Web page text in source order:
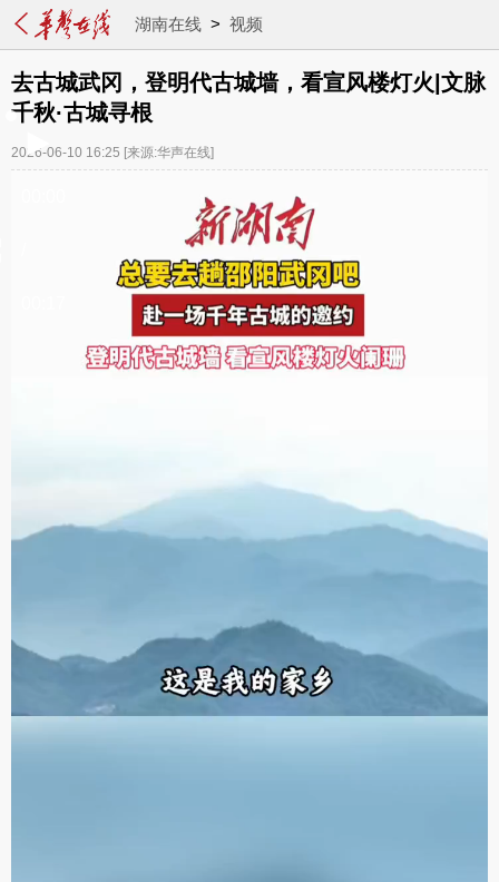
湖南在线> 视频
去古城武冈，登明代古城墙，看宣风楼灯火|文脉
千秋·古城寻根
2026-06-10 16:25 [来源:华声在线]